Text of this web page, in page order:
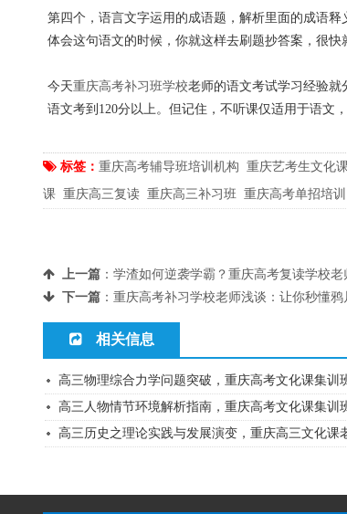
第四个，语言文字运用的成语题，解析里面的成语
体会这句语文的时候，你就这样去刷题抄答案，很
今天重庆高考补习班学校老师的语文考试学习经验
语文考到120分以上。但记住，不听课仅适用于语文
标签： 重庆高考辅导班培训机构 重庆艺考生文化
课 重庆高三复读 重庆高三补习班 重庆高考单招培训
上一篇 ： 学渣如何逆袭学霸？重庆高考复读学校老
下一篇 ： 重庆高考补习学校老师浅谈：让你秒懂鸦
相关信息
高三物理综合力学问题突破，重庆高考文化课集训
高三人物情节环境解析指南，重庆高考文化课集训
高三历史之理论实践与发展演变，重庆高三文化课